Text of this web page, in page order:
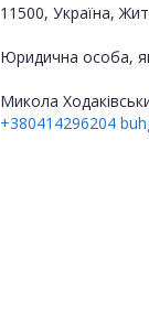
11500, Україна,
Юридична особа,
Микола
+380414296204